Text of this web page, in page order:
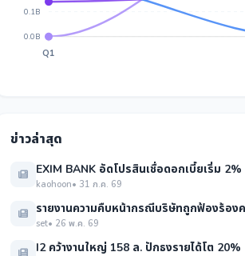
0.1B
0.0B
Q1
ข่าวล่าสุด
EXIM BANK อัดโปรสินเชื่อดอกเบี้ยเริ่ม
kaohoon• 31 ก.ค. 69
รายงานความคืบหน้ากรณีบริษัทถูกฟ้องร้อง
set• 26 พ.ค. 69
I2 คว้างานใหญ่ 158 ล. ปักธงรายได้โต 20%